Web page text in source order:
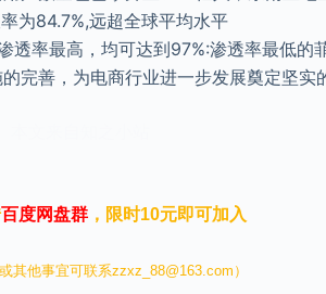
为84.7%,远超全球平均水平
透率最高，均可达到97%:渗透率最低的
完善，为电商行业进一步发展奠定坚实
百度网盘群 ，限时10元即可加入
其他事宜可联系zzxz_88@163.com）